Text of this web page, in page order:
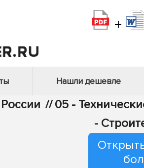
+
Нашли дешевле
// 05 -
-